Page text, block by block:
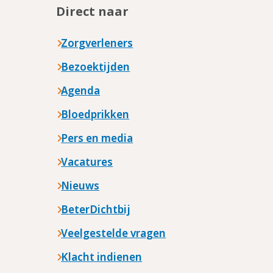
Direct naar
Zorgverleners
Bezoektijden
Agenda
Bloedprikken
Pers en media
Vacatures
Nieuws
BeterDichtbij
Veelgestelde vragen
Klacht indienen